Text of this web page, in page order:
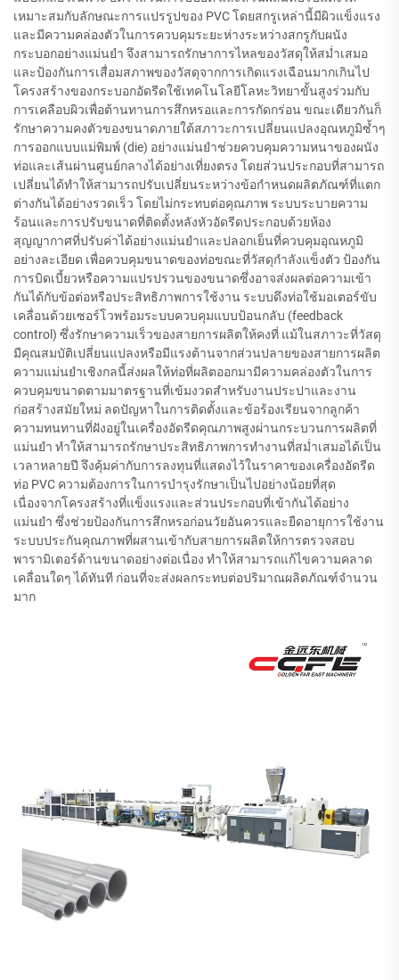
เหมาะสมกับลักษณะการแปรรูปของ PVC โดยสกรูเหล่านี้มีผิวแข็งแรง
และมีความคล่องตัวในการควบคุมระยะห่างระหว่างสกรูกับผนัง
กระบอกอย่างแม่นยำ จึงสามารถรักษาการไหลของวัสดุให้สม่ำเสมอ
และป้องกันการเสื่อมสภาพของวัสดุจากการเกิดแรงเฉือนมากเกินไป
โครงสร้างของกระบอกอัดรีดใช้เทคโนโลยีโลหะวิทยาขั้นสูงร่วมกับ
การเคลือบผิวเพื่อต้านทานการสึกหรอและการกัดกร่อน ขณะเดียวกันก็
รักษาความคงตัวของขนาดภายใต้สภาวะการเปลี่ยนแปลงอุณหภูมิซ้ำๆ
การออกแบบแม่พิมพ์ (die) อย่างแม่นยำช่วยควบคุมความหนาของผนัง
ท่อและเส้นผ่านศูนย์กลางได้อย่างเที่ยงตรง โดยส่วนประกอบที่สามารถ
เปลี่ยนได้ทำให้สามารถปรับเปลี่ยนระหว่างข้อกำหนดผลิตภัณฑ์ที่แตก
ต่างกันได้อย่างรวดเร็ว โดยไม่กระทบต่อคุณภาพ ระบบระบายความ
ร้อนและการปรับขนาดที่ติดตั้งหลังหัวอัดรีดประกอบด้วยห้อง
สุญญากาศที่ปรับค่าได้อย่างแม่นยำและปลอกเย็นที่ควบคุมอุณหภูมิ
อย่างละเอียด เพื่อควบคุมขนาดของท่อขณะที่วัสดุกำลังแข็งตัว ป้องกัน
การบิดเบี้ยวหรือความแปรปรวนของขนาดซึ่งอาจส่งผลต่อความเข้า
กันได้กับข้อต่อหรือประสิทธิภาพการใช้งาน ระบบดึงท่อใช้มอเตอร์ขับ
เคลื่อนด้วยเซอร์โวพร้อมระบบควบคุมแบบป้อนกลับ (feedback
control) ซึ่งรักษาความเร็วของสายการผลิตให้คงที่ แม้ในสภาวะที่วัสดุ
มีคุณสมบัติเปลี่ยนแปลงหรือมีแรงต้านจากส่วนปลายของสายการผลิต
ความแม่นยำเชิงกลนี้ส่งผลให้ท่อที่ผลิตออกมามีความคล่องตัวในการ
ควบคุมขนาดตามมาตรฐานที่เข้มงวดสำหรับงานประปาและงาน
ก่อสร้างสมัยใหม่ ลดปัญหาในการติดตั้งและข้อร้องเรียนจากลูกค้า
ความทนทานที่ฝังอยู่ในเครื่องอัดรีดคุณภาพสูงผ่านกระบวนการผลิตที่
แม่นยำ ทำให้สามารถรักษาประสิทธิภาพการทำงานที่สม่ำเสมอได้เป็น
เวลาหลายปี จึงคุ้มค่ากับการลงทุนที่แสดงไว้ในราคาของเครื่องอัดรีด
ท่อ PVC ความต้องการในการบำรุงรักษาเป็นไปอย่างน้อยที่สุด
เนื่องจากโครงสร้างที่แข็งแรงและส่วนประกอบที่เข้ากันได้อย่าง
แม่นยำ ซึ่งช่วยป้องกันการสึกหรอก่อนวัยอันควรและยืดอายุการใช้งาน
ระบบประกันคุณภาพที่ผสานเข้ากับสายการผลิตให้การตรวจสอบ
พารามิเตอร์ด้านขนาดอย่างต่อเนื่อง ทำให้สามารถแก้ไขความคลาด
เคลื่อนใดๆ ได้ทันที ก่อนที่จะส่งผลกระทบต่อปริมาณผลิตภัณฑ์จำนวน
มาก